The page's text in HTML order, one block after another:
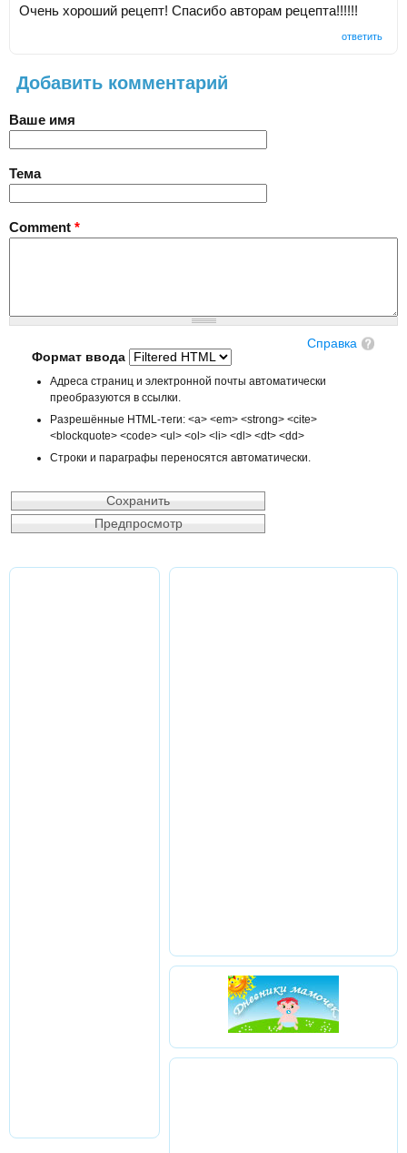
Очень хороший рецепт! Спасибо авторам рецепта!!!!!!
ответить
Добавить комментарий
Ваше имя
Тема
Comment *
Справка
Формат ввода
Адреса страниц и электронной почты автоматически
преобразуются в ссылки.
Разрешённые HTML-теги: <a> <em> <strong> <cite>
<blockquote> <code> <ul> <ol> <li> <dl> <dt> <dd>
Строки и параграфы переносятся автоматически.